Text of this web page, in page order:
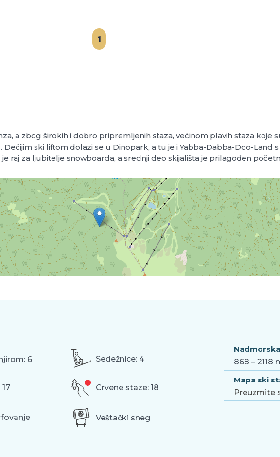
1
a zbog širokih i dobro pripremljenih staza, većinom plavih staza koje
ski liftom dolazi se u Dinopark, a tu je i Yabba-Dabba-Doo-Land
raj za ljubitelje snowboarda, a srednji deo skijališta je prilagođen
6 Sedežnice: 4
Crvene staze: 18
Veštački sneg
868 – 2118
Mapa ski
Preuzmite